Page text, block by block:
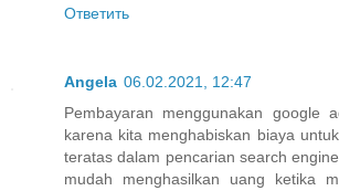
Ответить
Angela 06.02.2021, 12:47
Pembayaran menggunakan google
karena kita menghabiskan biaya
teratas dalam pencarian search
mudah menghasilkan uang ketika